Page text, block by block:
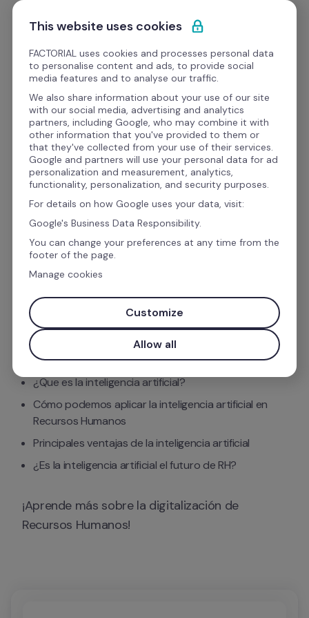
Ir al contenido
Empieza gratis
Webinars
Operaciones
¿Es la Inteligenica
Artificial el futuro de RH?
En este Webinar el experto en inteligencia
artificial y Director Ejecutivo de OleWow,
Hermes Ruiz, nos cuenta cómo esta
evolucionando el panorama digital y
tecnológico de Recursos Humanos.
Tratamos temas tan importantes cómo:
¿Que es la inteligencia artificial?
Cómo podemos aplicar la inteligencia artificial en
Recursos Humanos
Principales ventajas de la inteligencia artificial
¿Es la inteligencia artificial el futuro de RH?
¡Aprende más sobre la digitalización de
Recursos Humanos!
This website uses cookies
FACTORIAL uses cookies and processes personal data
to personalise content and ads, to provide social
media features and to analyse our traffic.
We also share information about your use of our site
with our social media, advertising and analytics
partners, including Google, who may combine it with
other information that you've provided to them or
that they've collected from your use of their services.
Google and partners will use your personal data for ad
personalization and measurement, analytics,
functionality, personalization, and security purposes.
For details on how Google uses your data, visit:
Google's Business Data Responsibility.
You can change your preferences at any time from the
footer of the page.
Manage cookies
Customize
Allow all